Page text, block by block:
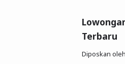
Terbaru
Diposkan oleh